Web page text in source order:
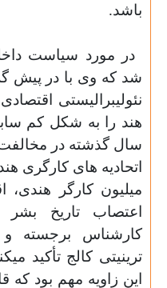
باشد.
در مورد سياست
شد كه وى با در پيش
نئوليبراليستى
هند را به شكل كم
سال گذشته در
اتحاديه هاى كارگرى
ميليون كارگر هندى،
اعتصاب تاريخ
كارشناس برجسته
ترينيتى كالج تأكيد
اين زاويه مهم بود